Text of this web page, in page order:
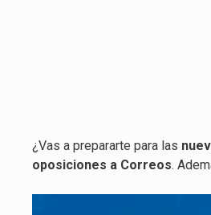
¿Vas a prepararte para las
oposiciones a Correos.